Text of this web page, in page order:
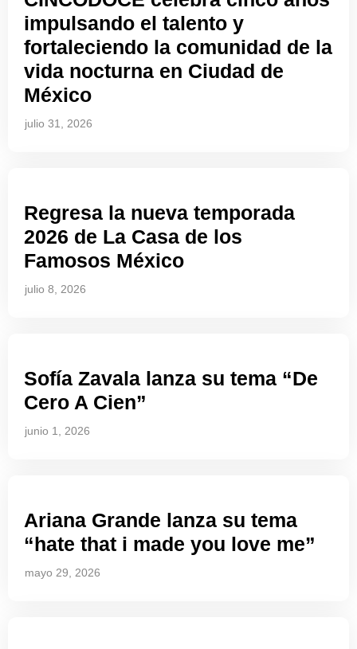
impulsando el talento y
fortaleciendo la comunidad de la
vida nocturna en Ciudad de
México
julio 31, 2026
Regresa la nueva temporada
2026 de La Casa de los
Famosos México
julio 8, 2026
Sofía Zavala lanza su tema “De
Cero A Cien”
junio 1, 2026
Ariana Grande lanza su tema
“hate that i made you love me”
mayo 29, 2026